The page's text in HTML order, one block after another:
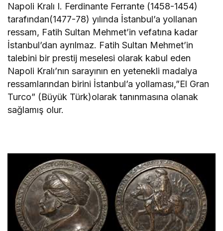
Napoli Kralı I. Ferdinante Ferrante (1458-1454)
tarafından(1477-78) yılında İstanbul’a yollanan
ressam, Fatih Sultan Mehmet’in vefatına kadar
İstanbul’dan ayrılmaz. Fatih Sultan Mehmet’in
talebini bir prestij meselesi olarak kabul eden
Napoli Kralı’nın sarayının en yetenekli madalya
ressamlarından birini İstanbul’a yollaması,”El Gran
Turco” (Büyük Türk)olarak tanınmasına olanak
sağlamış olur.